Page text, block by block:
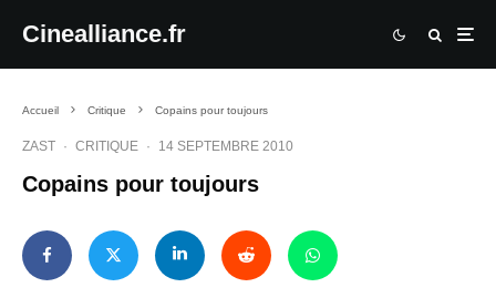
Cinealliance.fr
Accueil Critique Copains pour toujours
ZAST · CRITIQUE · 14 SEPTEMBRE 2010
Copains pour toujours